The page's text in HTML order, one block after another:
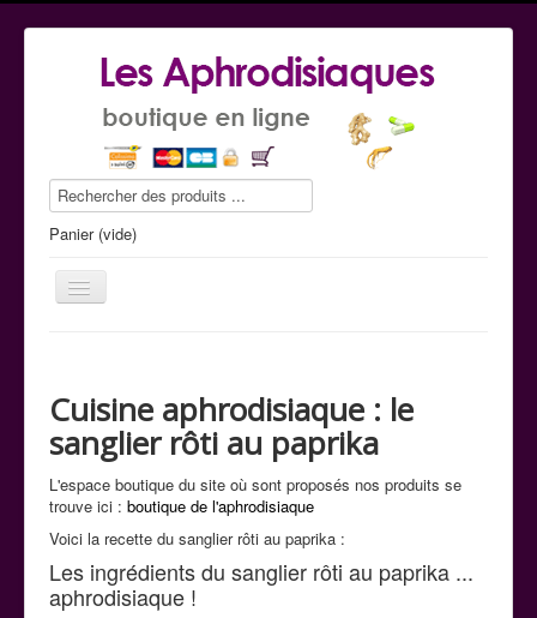
Panier (vide)
Le guide conseil
La boutique
Commande tel
La cuisine aphrodisiaque
Cuisine aphrodisiaque : le
sanglier rôti au paprika
L'espace boutique du site où sont proposés nos produits se
trouve ici : boutique de l'aphrodisiaque
Voici la recette du sanglier rôti au paprika :
Les ingrédients du sanglier rôti au paprika ...
aphrodisiaque !